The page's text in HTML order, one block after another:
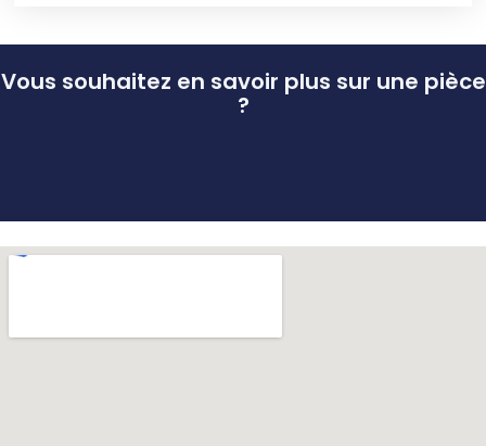
Vous souhaitez en savoir plus sur une pièce
?